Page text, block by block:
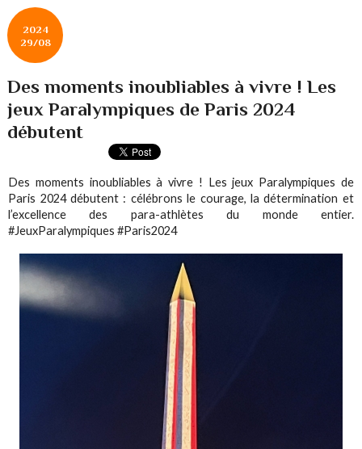
2024
29/08
Des moments inoubliables à vivre ! Les
jeux Paralympiques de Paris 2024
débutent
Des moments inoubliables à vivre ! Les jeux Paralympiques de
Paris 2024 débutent : célébrons le courage, la détermination et
l’excellence des para-athlètes du monde entier.
#JeuxParalympiques #Paris2024